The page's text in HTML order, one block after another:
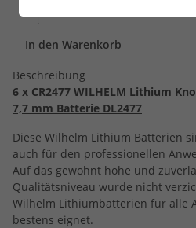
In den Warenkorb
Beschreibung
6 x CR2477 WILHELM Lithium
7,7 mm Batterie DL2477
Diese Wilhelm Lithium Batterien
auch für den professionellen
Auf das gewohnt hohe und
Qualitätsniveau wurde nicht
Wilhelm Lithiumbatterien für alle
bestens eignet.